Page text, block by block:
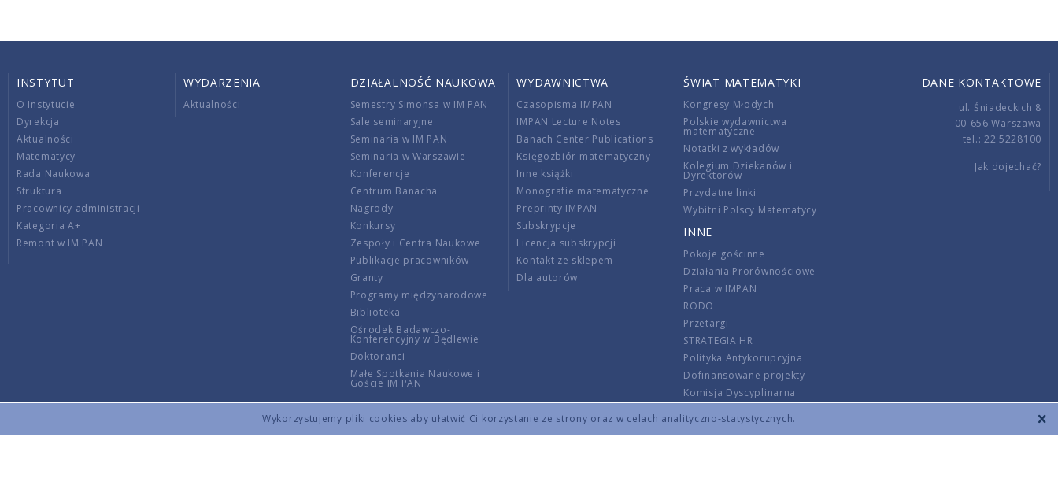
Wykorzystujemy pliki cookies aby ułatwić Ci korzystanie ze strony oraz w celach analityczno-statystycznych.
INSTYTUT
O Instytucie
Dyrekcja
Aktualności
Matematycy
Rada Naukowa
Struktura
Pracownicy administracji
Kategoria A+
Remont w IM PAN
WYDARZENIA
Aktualności
DZIAŁALNOŚĆ NAUKOWA
Semestry Simonsa w IM PAN
Sale seminaryjne
Seminaria w IM PAN
Seminaria w Warszawie
Konferencje
Centrum Banacha
Nagrody
Konkursy
Zespoły i Centra Naukowe
Publikacje pracowników
Granty
Programy międzynarodowe
Biblioteka
Ośrodek Badawczo-
Konferencyjny w Będlewie
Doktoranci
Małe Spotkania Naukowe i
Goście IM PAN
WYDAWNICTWA
Czasopisma IMPAN
IMPAN Lecture Notes
Banach Center Publications
Księgozbiór matematyczny
Inne książki
Monografie matematyczne
Preprinty IMPAN
Subskrypcje
Licencja subskrypcji
Kontakt ze sklepem
Dla autorów
ŚWIAT MATEMATYKI
Kongresy Młodych
Polskie wydawnictwa
matematyczne
Notatki z wykładów
Kolegium Dziekanów i
Dyrektorów
Przydatne linki
Wybitni Polscy Matematycy
INNE
Pokoje gościnne
Działania Prorównościowe
Praca w IMPAN
RODO
Przetargi
STRATEGIA HR
Polityka Antykorupcyjna
Dofinansowane projekty
Komisja Dyscyplinarna
Wnoszenie opłat
DANE KONTAKTOWE
ul. Śniadeckich 8
00-656 Warszawa
tel.: 22 5228100
Jak dojechać?